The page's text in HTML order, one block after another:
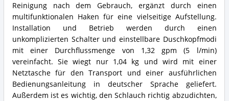
Reinigung nach dem Gebrauch, ergänzt durch einen
multifunktionalen Haken für eine vielseitige Aufstellung.
Installation und Betrieb werden durch einen
unkomplizierten Schalter und einstellbare Duschkopfmodi
mit einer Durchflussmenge von 1,32 gpm (5 l/min)
vereinfacht. Sie wiegt nur 1,04 kg und wird mit einer
Netztasche für den Transport und einer ausführlichen
Bedienungsanleitung in deutscher Sprache geliefert.
Außerdem ist es wichtig, den Schlauch richtig abzudichten,